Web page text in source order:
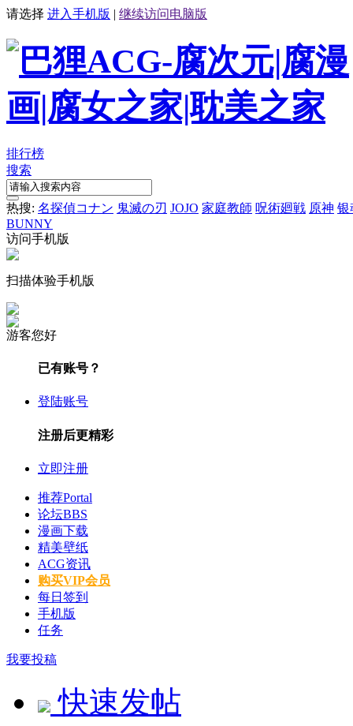
请选择 进入手机版 | 继续访问电脑版
排行榜
搜索
热搜: 名探偵コナン 鬼滅の刃 JOJO 家庭教師 呪術廻戦 原神 银
BUNNY
访问手机版
扫描体验手机版
游客您好
已有账号？
登陆账号
注册后更精彩
立即注册
推荐Portal
论坛BBS
漫画下载
精美壁纸
ACG资讯
购买VIP会员
每日签到
手机版
任务
我要投稿
快速发帖